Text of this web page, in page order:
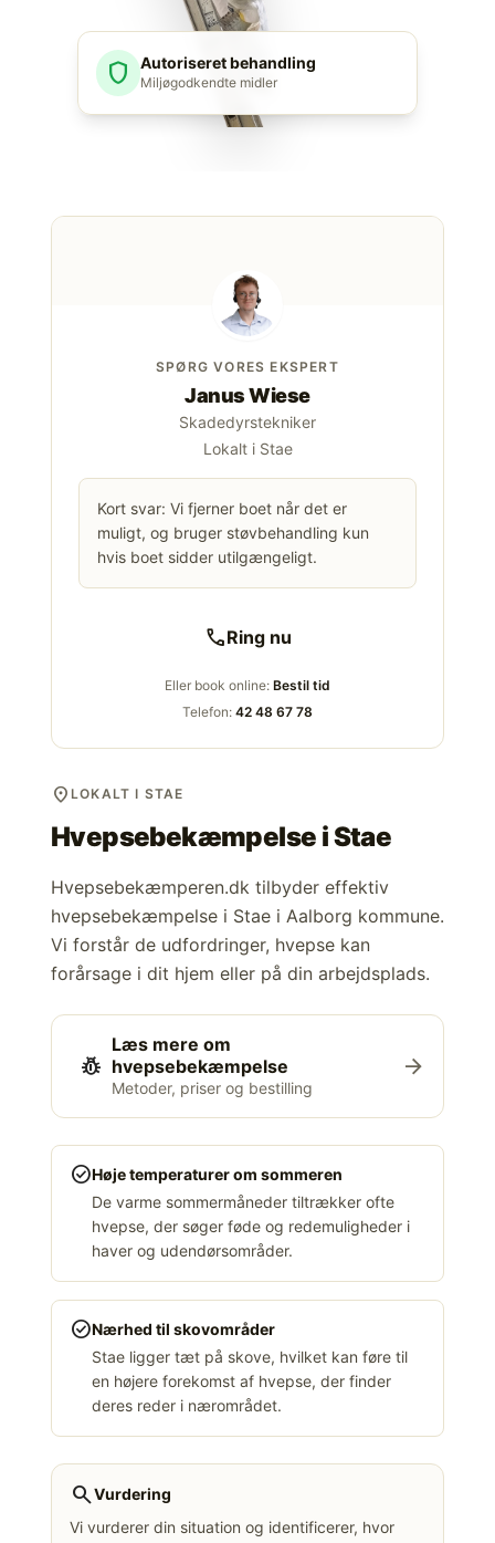
shield Autoriseret behandling
Miljøgodkendte midler
SPØRG VORES EKSPERT
Janus Wiese
Skadedyrstekniker
Lokalt i Stae
Kort svar: Vi fjerner boet når det er
muligt, og bruger støvbehandling kun
hvis boet sidder utilgængeligt.
callRing nu
Eller book online: Bestil tid
Telefon: 42 48 67 78
location_on LOKALT I STAE
Hvepsebekæmpelse iStae
Hvepsebekæmperen.dk tilbyder effektiv
hvepsebekæmpelse i Stae i Aalborg kommune.
Vi forstår de udfordringer, hvepse kan
forårsage i dit hjem eller på din arbejdsplads.
pest_control
Læs mere om
hvepsebekæmpelse
Metoder, priser og bestilling
arrow_forward
check_circleHøje temperaturer om sommeren
De varme sommermåneder tiltrækker ofte
hvepse, der søger føde og redemuligheder i
haver og udendørsområder.
check_circleNærhed til skovområder
Stae ligger tæt på skove, hvilket kan føre til
en højere forekomst af hvepse, der finder
deres reder i nærområdet.
searchVurdering
Vi vurderer din situation og identificerer, hvor